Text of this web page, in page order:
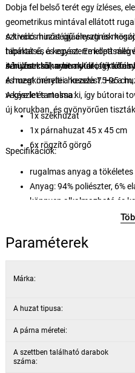
Dobja fel belső terét egy ízléses,
geometrikus mintával ellátott
sztreccs huzat újjáéleszti és
hibákat és a kopást. Emellett
sérülésektől, amit akkor is
A kiváló minőségű anyagnak
tapintású, és egyszerre kopásálló
irányban könnyen nyúlik, így
és megkönnyíti a kezelést. Ha a
vegye le és mossa ki, így bútorai
új korukban, és gyönyörűen
A huzat csak a bemutatott karfás
A huzat méretei: hossza 75-95
A készlet tartalma:
1x székhuzat
1x párnahuzat 45 x 45 cm
6x rögzítő görgő
Specifikációk:
rugalmas anyag a tökéletes
Anyag: 94% poliészter, 6%
könnyen alkalmazható és
max. 30 °C-on
Paraméterek
Márka:
A huzat tipusa:
A párna méretei:
A szettben található darabok
száma: